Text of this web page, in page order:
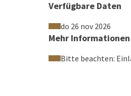
Verfügbare Daten
do 26 nov 2026
Mehr Informationen
Bitte beachten: